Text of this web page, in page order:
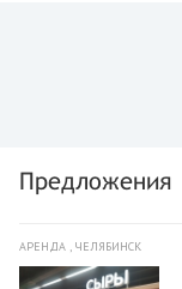
Предложения
АРЕНДА , ЧЕЛЯБИНСК